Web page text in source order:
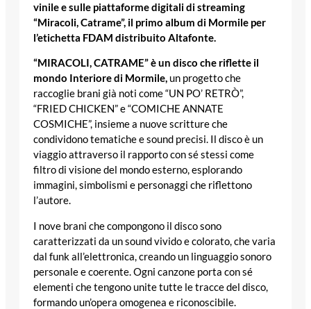
vinile e sulle piattaforme digitali di streaming
“Miracoli, Catrame”, il primo album di Mormile per
l’etichetta FDAM distribuito Altafonte.
“MIRACOLI, CATRAME” è un disco che riflette il
mondo Interiore di Mormile, un progetto che
raccoglie brani già noti come “UN PO’ RETRÒ”,
“FRIED CHICKEN” e “COMICHE ANNATE
COSMICHE”, insieme a nuove scritture che
condividono tematiche e sound precisi. Il disco è un
viaggio attraverso il rapporto con sé stessi come
filtro di visione del mondo esterno, esplorando
immagini, simbolismi e personaggi che riflettono
l’autore.
I nove brani che compongono il disco sono
caratterizzati da un sound vivido e colorato, che varia
dal funk all’elettronica, creando un linguaggio sonoro
personale e coerente. Ogni canzone porta con sé
elementi che tengono unite tutte le tracce del disco,
formando un’opera omogenea e riconoscibile.